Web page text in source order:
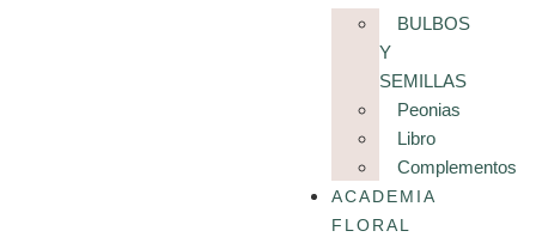
BULBOS
Y
SEMILLAS
Peonias
Libro
Complementos
ACADEMIA
FLORAL